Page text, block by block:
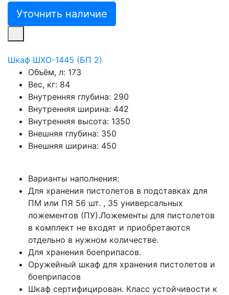
Уточнить наличие
Шкаф ШХО-1445 (БП 2)
Объём, л: 173
Вес, кг: 84
Внутренняя глубина: 290
Внутренняя ширина: 442
Внутренняя высота: 1350
Внешняя глубина: 350
Внешняя ширина: 450
Варианты наполнения:
Для хранения пистолетов в подставках для
ПМ или ПЯ 56 шт. , 35 универсальных
ложементов (ПУ).Ложементы для пистолетов
в комплект не входят и приобретаются
отдельно в нужном количестве.
Для хранения боеприпасов.
Оружейный шкаф для хранения пистолетов и
боеприпасов
Шкаф сертифицирован. Класс устойчивости к